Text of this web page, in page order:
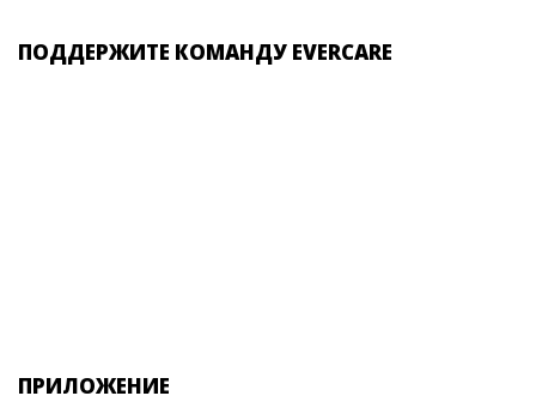
ПОДДЕРЖИТЕ КОМАНДУ EVERCARE
ПРИЛОЖЕНИЕ